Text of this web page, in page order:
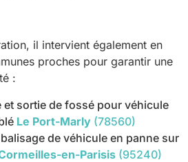
il intervient également en
proches pour garantir une
:
et sortie de fossé pour véhicule
Le Port-Marly (78560)
de véhicule en panne sur
en-Parisis (95240)